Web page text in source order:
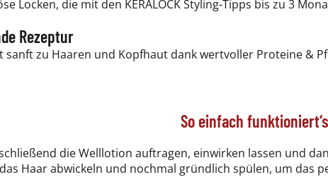
Locken, die mit den KERALOCK Styling-Tipps bis zu 3
Rezeptur
sanft zu Haaren und Kopfhaut dank wertvoller Proteine &
So einfach funktioniert‘s
die Welllotion auftragen, einwirken lassen und
Haar abwickeln und nochmal gründlich spülen, um das